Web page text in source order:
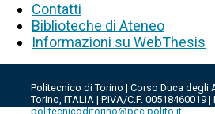
Contatti
Biblioteche di Ateneo
Informazioni su WebThesis
Politecnico di Torino | Corso Duca degli
Torino, ITALIA | P.IVA/C.F. 00518460019 |
politecnicoditorino@pec.polito.it